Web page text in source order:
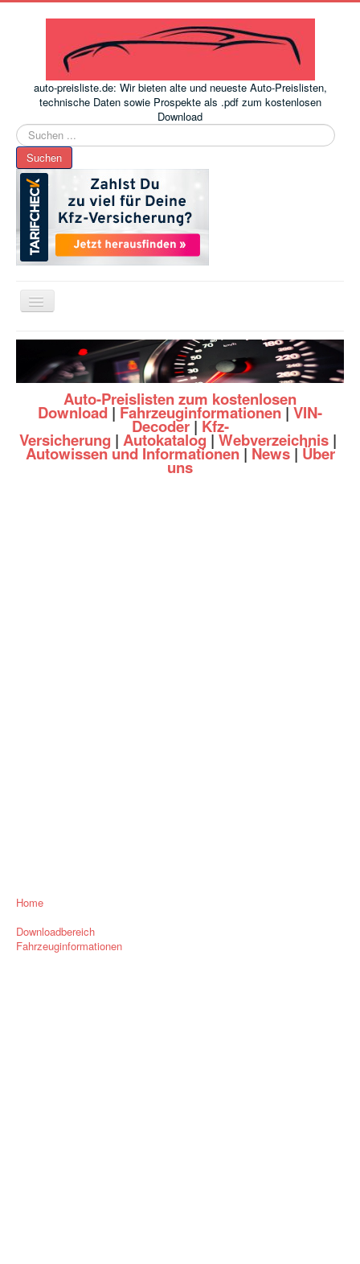
auto-preisliste.de: Wir bieten alte und neueste Auto-Preislisten,
technische Daten sowie Prospekte als .pdf zum kostenlosen
Download
Suchen
...
Suchen
Toggle
Navigation
www.auto-preisliste.de-Auto – Neupreis ermitteln einfach
Auto-Preislisten zum kostenlosen
Download | Fahrzeuginformationen | VIN-
Decoder| Kfz-
Versicherung | Autokatalog | Webverzeichnis |
Autowissen und Informationen| News| Über
uns
Home
Downloadbereich
Fahrzeuginformationen